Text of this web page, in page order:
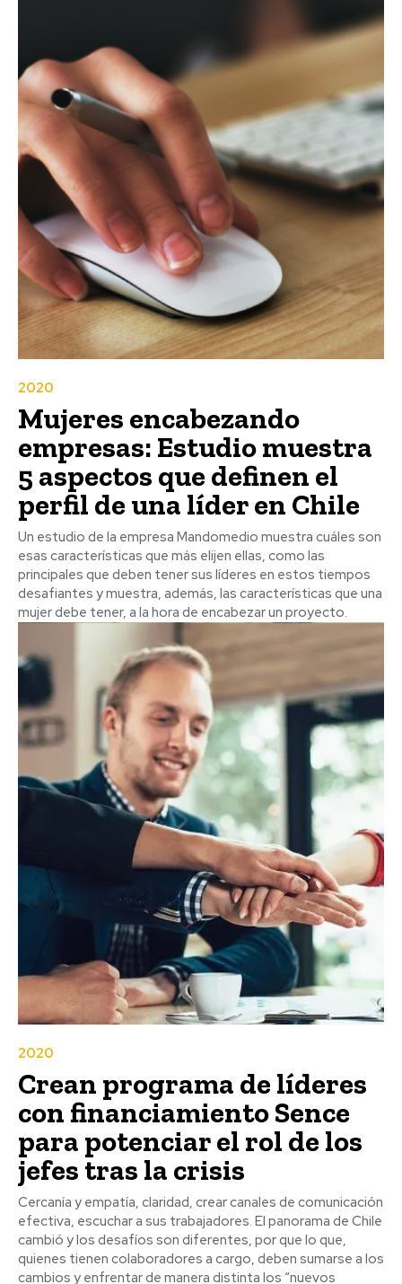
2020
Mujeres encabezando
empresas: Estudio muestra
5 aspectos que definen el
perfil de una líder en Chile
Un estudio de la empresa Mandomedio muestra cuáles son
esas características que más elijen ellas, como las
principales que deben tener sus líderes en estos tiempos
desafiantes y muestra, además, las características que una
mujer debe tener, a la hora de encabezar un proyecto.
2020
Crean programa de líderes
con financiamiento Sence
para potenciar el rol de los
jefes tras la crisis
Cercanía y empatía, claridad, crear canales de comunicación
efectiva, escuchar a sus trabajadores. El panorama de Chile
cambió y los desafíos son diferentes, por que lo que,
quienes tienen colaboradores a cargo, deben sumarse a los
cambios y enfrentar de manera distinta los “nuevos